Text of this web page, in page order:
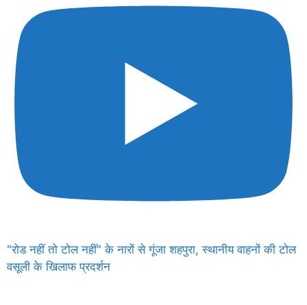
"रोड नहीं तो टोल नहीं" के नारों से गूंजा शहपुरा, स्थानीय वाहनों की टोल
वसूली के खिलाफ प्रदर्शन